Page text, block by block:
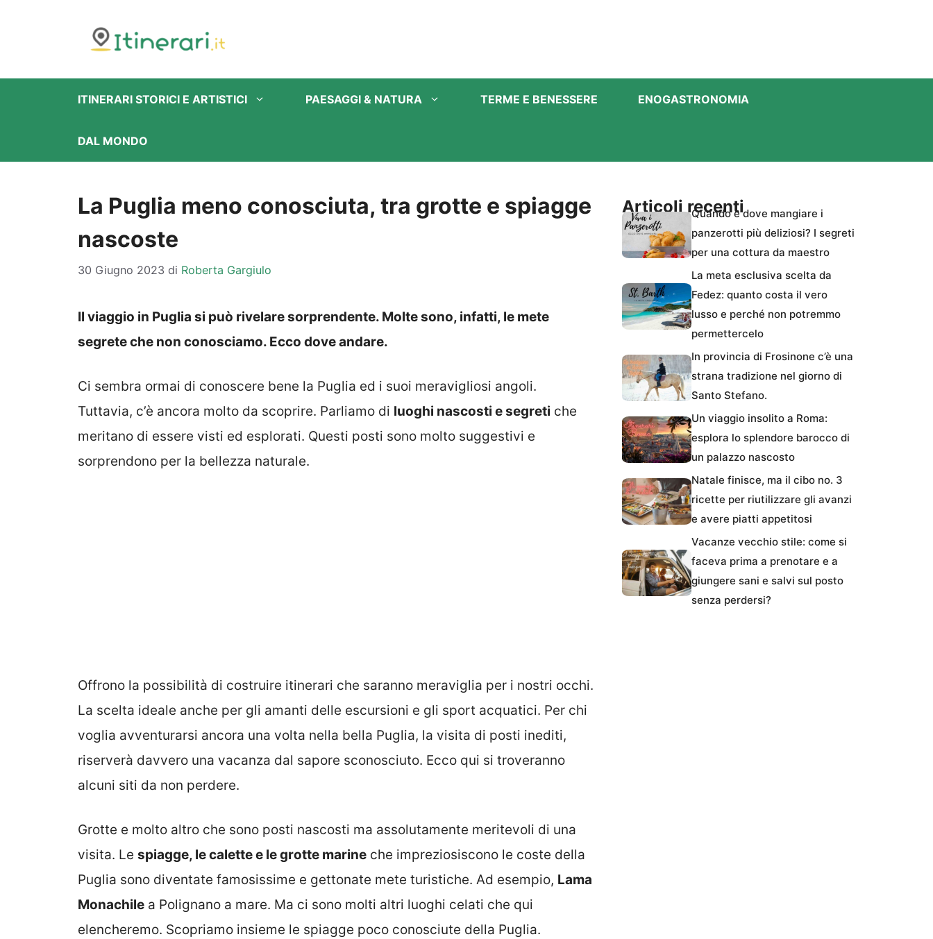
ITINERARI STORICI E ARTISTICI PAESAGGI & NATURA TERME E BENESSERE ENOGASTRONOMIA
DAL MONDO
La Puglia meno conosciuta, tra grotte e spiagge
nascoste
30 Giugno 2023 di Roberta Gargiulo
Il viaggio in Puglia si può rivelare sorprendente. Molte sono, infatti, le mete
segrete che non conosciamo. Ecco dove andare.
Ci sembra ormai di conoscere bene la Puglia ed i suoi meravigliosi angoli.
Tuttavia, c’è ancora molto da scoprire. Parliamo di luoghi nascosti e segreti che
meritano di essere visti ed esplorati. Questi posti sono molto suggestivi e
sorprendono per la bellezza naturale.
Offrono la possibilità di costruire itinerari che saranno meraviglia per i nostri occhi.
La scelta ideale anche per gli amanti delle escursioni e gli sport acquatici. Per chi
voglia avventurarsi ancora una volta nella bella Puglia, la visita di posti inediti,
riserverà davvero una vacanza dal sapore sconosciuto. Ecco qui si troveranno
alcuni siti da non perdere.
Grotte e molto altro che sono posti nascosti ma assolutamente meritevoli di una
visita. Le spiagge, le calette e le grotte marine che impreziosiscono le coste della
Puglia sono diventate famosissime e gettonate mete turistiche. Ad esempio, Lama
Monachile a Polignano a mare. Ma ci sono molti altri luoghi celati che qui
elencheremo. Scopriamo insieme le spiagge poco conosciute della Puglia.
Articoli recentiQuando e dove mangiare i
panzerotti più deliziosi? I segreti
per una cottura da maestro
La meta esclusiva scelta da
Fedez: quanto costa il vero
lusso e perché non potremmo
permettercelo
In provincia di Frosinone c’è una
strana tradizione nel giorno di
Santo Stefano.
Un viaggio insolito a Roma:
esplora lo splendore barocco di
un palazzo nascosto
Natale finisce, ma il cibo no. 3
ricette per riutilizzare gli avanzi
e avere piatti appetitosi
Vacanze vecchio stile: come si
faceva prima a prenotare e a
giungere sani e salvi sul posto
senza perdersi?